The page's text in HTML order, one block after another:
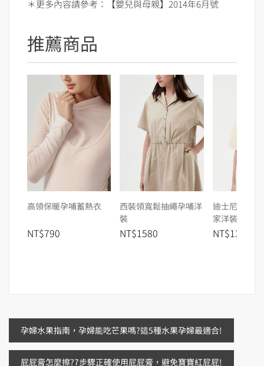
＊更多內容請參考：【嬰兒與母親】2014年6月號
推薦商品
高領保暖孕哺蓄熱衣
NT$790
西裝領寬鬆抽繩孕哺洋
裝
NT$1580
迪士尼早安
家洋裝
NT$1380
文
章
孕婦水果指南，孕婦能吃芒果嗎?這5種水果孕婦最適合!
屁屁膏怎麼擦?7步驟正確使用屁屁膏，避免寶寶紅屁屁!